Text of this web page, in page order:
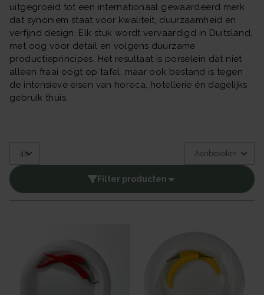
uitgegroeid tot een internationaal gewaardeerd merk
dat synoniem staat voor kwaliteit, duurzaamheid en
verfijnd design. Elk stuk wordt vervaardigd in Duitsland,
met oog voor detail en volgens duurzame
productieprincipes. Het resultaat is porselein dat niet
alleen fraai oogt op tafel, maar ook bestand is tegen
de intensieve eisen van horeca, hotellerie én dagelijks
gebruik thuis.
Filter producten